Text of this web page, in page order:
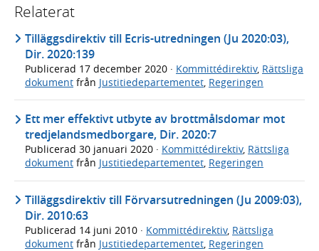
Relaterat
Tilläggsdirektiv till Ecris-utredningen (Ju 2020:03),
Dir. 2020:139
Publicerad 17 december 2020 · Kommittédirektiv, Rättsliga
dokument från Justitiedepartementet Regeringen
Ett mer effektivt utbyte av brottmålsdomar mot
tredjelandsmedborgare, Dir. 2020:7
Publicerad 30 januari 2020 · Kommittédirektiv, Rättsliga
dokument från Justitiedepartementet, Regeringen
Tilläggsdirektiv till Förvarsutredningen (Ju 2009:03),
Dir. 2010:63
Publicerad 14 juni 2010 · Kommittédirektiv, Rättsliga
dokument från Justitiedepartementet, Regeringen